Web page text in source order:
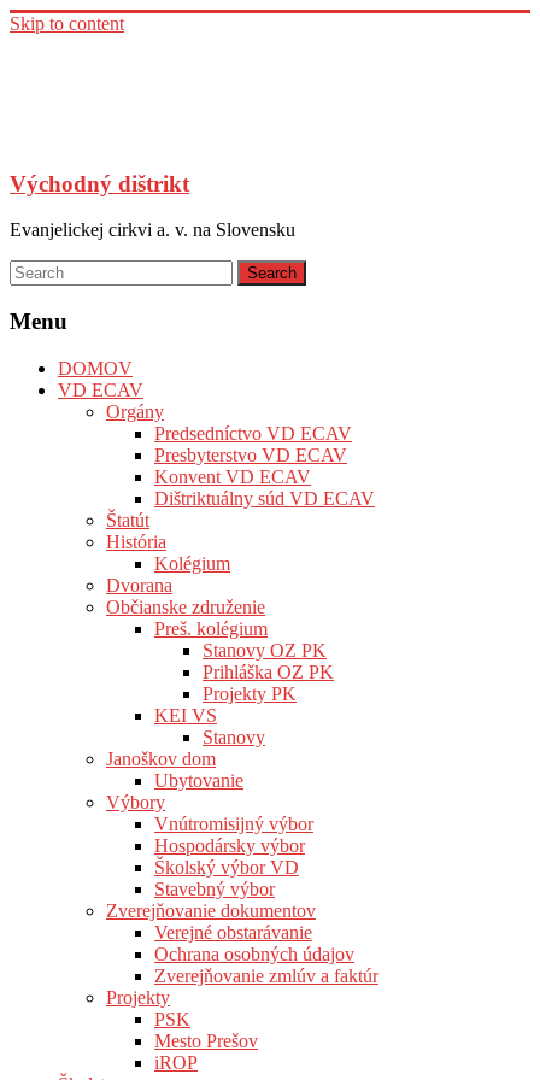
Skip to content
Východný dištrikt
Evanjelickej cirkvi a. v. na Slovensku
Menu
DOMOV
VD ECAV
Orgány
Predsedníctvo VD ECAV
Presbyterstvo VD ECAV
Konvent VD ECAV
Dištriktuálny súd VD ECAV
Štatút
História
Kolégium
Dvorana
Občianske združenie
Preš. kolégium
Stanovy OZ PK
Prihláška OZ PK
Projekty PK
KEI VS
Stanovy
Janoškov dom
Ubytovanie
Výbory
Vnútromisijný výbor
Hospodársky výbor
Školský výbor VD
Stavebný výbor
Zverejňovanie dokumentov
Verejné obstarávanie
Ochrana osobných údajov
Zverejňovanie zmlúv a faktúr
Projekty
PSK
Mesto Prešov
iROP